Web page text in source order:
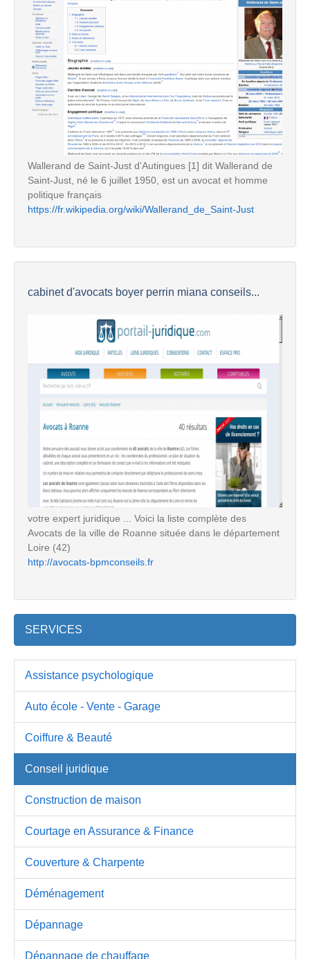
Wallerand de Saint-Just d'Autingues [1] dit Wallerand de
Saint-Just, né le 6 juillet 1950, est un avocat et homme
politique français
https://fr.wikipedia.org/wiki/Wallerand_de_Saint-Just
cabinet d'avocats boyer perrin miana conseils...
votre expert juridique ... Voici la liste complète des
Avocats de la ville de Roanne située dans le département
Loire (42)
http://avocats-bpmconseils.fr
SERVICES
Assistance psychologique
Auto école - Vente - Garage
Coiffure & Beauté
Conseil juridique
Construction de maison
Courtage en Assurance & Finance
Couverture & Charpente
Déménagement
Dépannage
Dépannage de chauffage